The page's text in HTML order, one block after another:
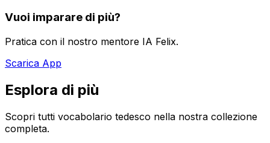
Vuoi imparare di più?
Pratica con il nostro mentore IA Felix.
Scarica App
Esplora di più
Scopri tutti vocabolario tedesco nella nostra collezione
completa.